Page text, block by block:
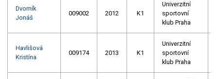
Dvorník
Jonáš
009002 2012 K1
Univerzitní
sportovní
klub Praha
Havlišová
Kristína
009174 2013 K1
Univerzitní
sportovní
klub Praha